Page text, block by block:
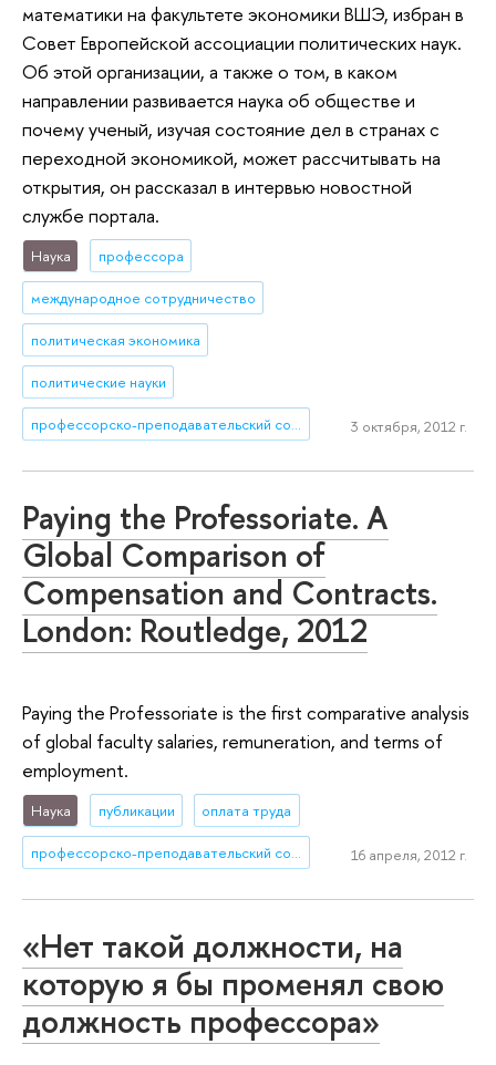
математики на факультете экономики ВШЭ, избран в
Совет Европейской ассоциации политических наук.
Об этой организации, а также о том, в каком
направлении развивается наука об обществе и
почему ученый, изучая состояние дел в странах с
переходной экономикой, может рассчитывать на
открытия, он рассказал в интервью новостной
службе портала.
Наука профессора
международное сотрудничество
политическая экономика
политические науки
профессорско-преподавательский состав 3 октября, 2012 г.
Paying the Professoriate. A
Global Comparison of
Compensation and Contracts.
London: Routledge, 2012
Paying the Professoriate is the first comparative analysis
of global faculty salaries, remuneration, and terms of
employment.
Наука публикации оплата труда
профессорско-преподавательский состав 16 апреля, 2012 г.
«Нет такой должности, на
которую я бы променял свою
должность профессора»